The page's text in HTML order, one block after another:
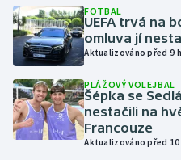
Lyže a snowboard
Moderní pětiboj
Motorsport
Olympijské hry
FOTBAL
UEFA trvá na
omluva jí
Aktualizováno před 9
PLÁŽOVÝ VOLEJBAL
Šépka se
nestačili na
Francouze
Aktualizováno před 10